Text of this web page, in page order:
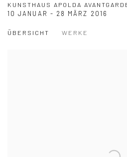
KUNSTHAUS APOLDA
10 JANUAR - 28 MÄRZ 2016
ÜBERSICHT WERKE